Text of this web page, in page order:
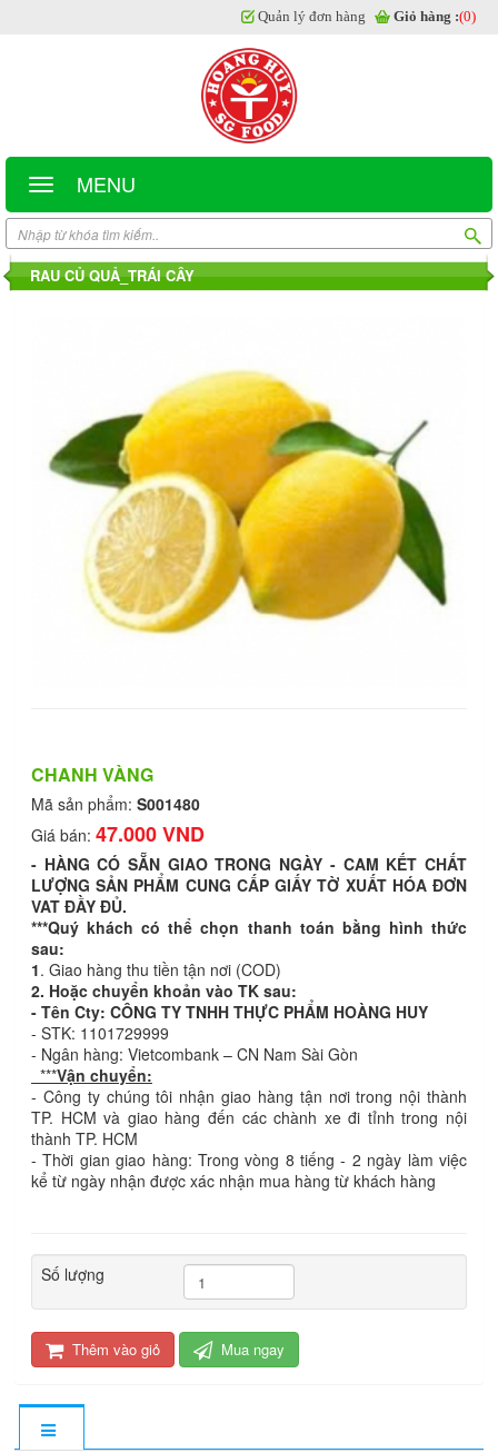
MENU
Quản lý đơn hàng Giỏ hàng :(0)
RAU CỦ QUẢ_TRÁI CÂY
CHANH VÀNG
Mã sản phẩm: S001480
Giá bán: 47.000 VND
- HÀNG CÓ SẴN GIAO TRONG NGÀY - CAM KẾT CHẤT
LƯỢNG SẢN PHẨM CUNG CẤP GIẤY TỜ XUẤT HÓA ĐƠN
VAT ĐẦY ĐỦ.
***Quý khách có thể chọn thanh toán bằng hình thức
sau:
1. Giao hàng thu tiền tận nơi (COD)
2. Hoặc chuyển khoản vào TK sau:
- Tên Cty: CÔNG TY TNHH THỰC PHẨM HOÀNG HUY
- STK: 1101729999
- Ngân hàng: Vietcombank – CN Nam Sài Gòn
***Vận chuyển:
- Công ty chúng tôi nhận giao hàng tận nơi trong nội thành
TP. HCM và giao hàng đến các chành xe đi tỉnh trong nội
thành TP. HCM
- Thời gian giao hàng: Trong vòng 8 tiếng - 2 ngày làm việc
kể từ ngày nhận được xác nhận mua hàng từ khách hàng
Số lượng
Thêm vào giỏ Mua ngay